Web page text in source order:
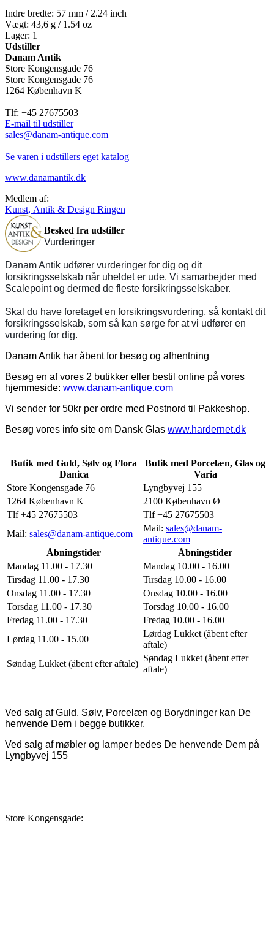
Indre bredte: 57 mm / 2.24 inch
Vægt: 43,6 g / 1.54 oz
Lager: 1
Udstiller
Danam Antik
Store Kongensgade 76
Store Kongensgade 76
1264 København K
Tlf: +45 27675503
E-mail til udstiller
sales@danam-antique.com
Se varen i udstillers eget katalog
www.danamantik.dk
Medlem af:
Kunst, Antik & Design Ringen
Besked fra udstiller
Vurderinger
Danam Antik udfører vurderinger for dig og dit
forsikringsselskab når uheldet er ude. Vi samarbejder med
Scalepoint og dermed de fleste forsikringsselskaber.
Skal du have foretaget en forsikringsvurdering, så kontakt dit
forsikringsselskab, som så kan sørge for at vi udfører en
vurdering for dig.
Danam Antik har åbent for besøg og afhentning
Besøg en af vores 2 butikker eller bestil online på vores
hjemmeside: www.danam-antique.com
Vi sender for 50kr per ordre med Postnord til Pakkeshop.
Besøg vores info site om Dansk Glas www.hardernet.dk
Butik med Guld, Sølv og Flora
Danica
Butik med Porcelæn, Glas og
Varia
Store Kongensgade 76
Lyngbyvej 155
1264 København K
2100 København Ø
Tlf +45 27675503
Tlf +45 27675503
Mail: sales@danam-antique.com
Mail: sales@danam-
antique.com
Åbningstider
Åbningstider
Mandag 11.00 - 17.30
Mandag 10.00 - 16.00
Tirsdag 11.00 - 17.30
Tirsdag 10.00 - 16.00
Onsdag 11.00 - 17.30
Onsdag 10.00 - 16.00
Torsdag 11.00 - 17.30
Torsdag 10.00 - 16.00
Fredag 11.00 - 17.30
Fredag 10.00 - 16.00
Lørdag 11.00 - 15.00
Lørdag Lukket (åbent efter
aftale)
Søndag Lukket (åbent efter aftale)
Søndag Lukket (åbent efter
aftale)
Ved salg af Guld, Sølv, Porcelæn og Borydninger kan De
henvende Dem i begge butikker.
Ved salg af møbler og lamper bedes De henvende Dem på
Lyngbyvej 155
Store Kongensgade: